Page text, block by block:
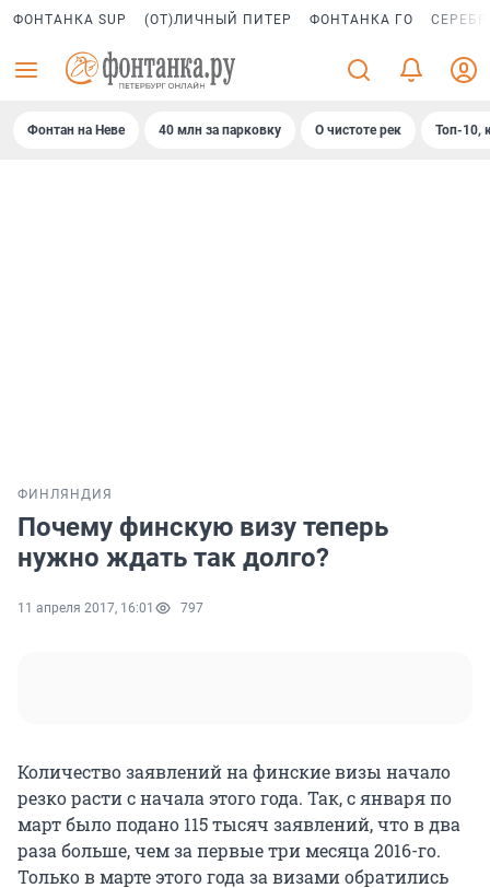
ФОНТАНКА SUP (ОТ)ЛИЧНЫЙ ПИТЕР ФОНТАНКА ГО
Фонтан на Неве 40 млн за парковку О чистоте рек Топ-10,
ФИНЛЯНДИЯ
Почему финскую визу теперь
нужно ждать так долго?
11 апреля 2017, 16:01 797
Количество заявлений на финские визы начало
резко расти с начала этого года. Так, с января по
март было подано 115 тысяч заявлений, что в два
раза больше, чем за первые три месяца 2016-го.
Только в марте этого года за визами обратились